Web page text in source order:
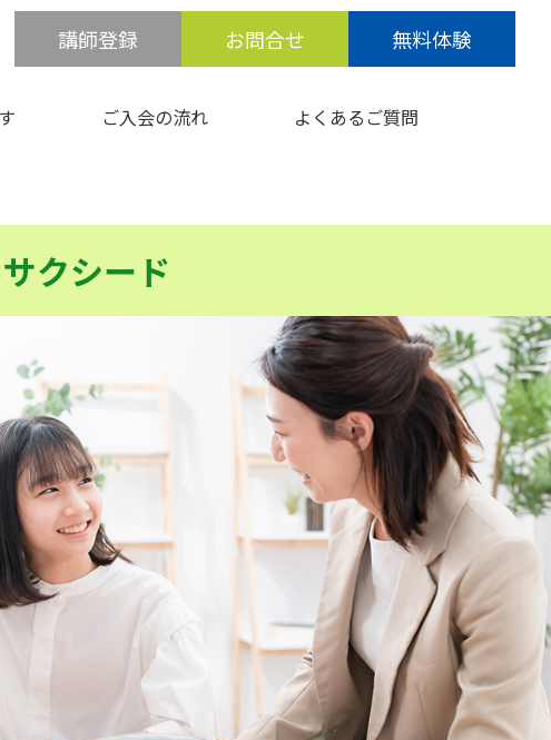
講師登録 お問合せ 無料体験
ご入会の流れ よくあるご質問
クシード